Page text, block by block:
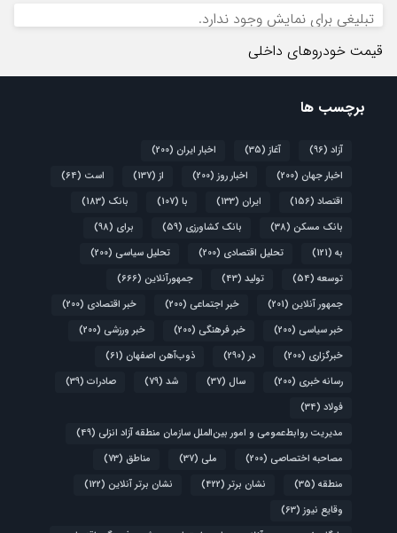
تبلیغی برای نمایش وجود ندارد.
قیمت خودروهای داخلی
برچسب ها
آزاد (96) آغاز (35) اخبار ایران (200)
اخبار جهان (200) اخبار روز (200) از (137) است (64)
اقتصاد (156) ایران (133) با (107) بانک (183)
بانک مسکن (38) بانک کشاورزی (59) برای (98)
به (121) تحلیل اقتصادی (200) تحلیل سیاسی (200)
توسعه (54) تولید (43) جمهورآنلاین (666)
جمهور آنلاین (201) خبر اجتماعی (200) خبر اقتصادی (200)
خبر سیاسی (200) خبر فرهنگی (200) خبر ورزشی (200)
خبرگزاری (200) در (290) ذوب‌آهن اصفهان (61)
رسانه خبری (200) سال (37) شد (79) صادرات (39)
فولاد (34)
مدیریت روابط‌عمومی و امور بین‌الملل سازمان منطقه آزاد انزلی (49)
مصاحبه اختصاصی (200) ملی (37) مناطق (73)
منطقه (35) نشان برتر (422) نشان برتر آنلاین (122)
وقایع نیوز (63)